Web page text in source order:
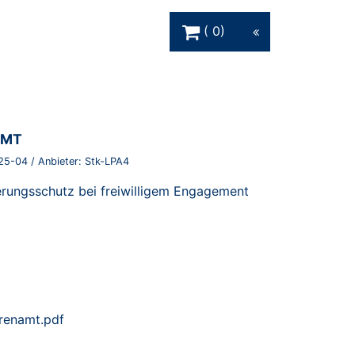
0
04 / Anbieter: Stk-LPA4
bei freiwilligem Engagement